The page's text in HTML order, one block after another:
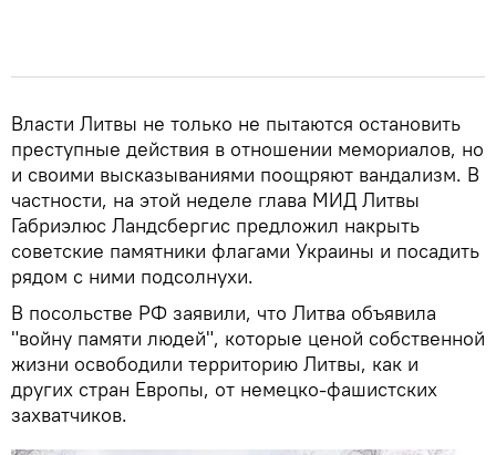
Власти Литвы не только не пытаются остановить
преступные действия в отношении мемориалов, но
и своими высказываниями поощряют вандализм. В
частности, на этой неделе глава МИД Литвы
Габриэлюс Ландсбергис предложил накрыть
советские памятники флагами Украины и посадить
рядом с ними подсолнухи.
В посольстве РФ заявили, что Литва объявила
"войну памяти людей", которые ценой собственной
жизни освободили территорию Литвы, как и
других стран Европы, от немецко-фашистских
захватчиков.